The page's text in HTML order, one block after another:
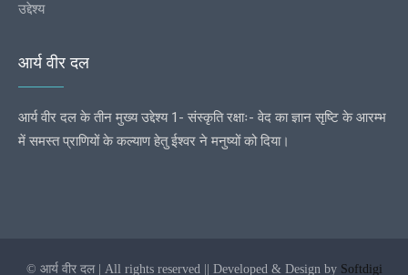
उद्देश्य
आर्य वीर दल
आर्य वीर दल के तीन मुख्य उद्देश्य 1- संस्कृति रक्षाः- वेद का ज्ञान सृष्टि के आरम्भ
में समस्त प्राणियों के कल्याण हेतु ईश्वर ने मनुष्यों को दिया।
© आर्य वीर दल | All rights reserved || Developed & Design by Softdigi